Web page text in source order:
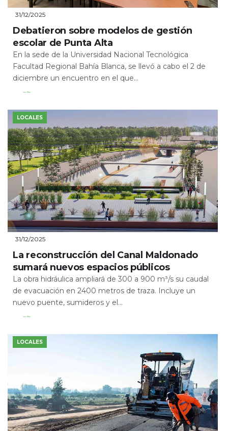
31/12/2025
Debatieron sobre modelos de gestión
escolar de Punta Alta
En la sede de la Universidad Nacional Tecnológica
Facultad Regional Bahía Blanca, se llevó a cabo el 2 de
diciembre un encuentro en el que...
Leer Más
LOCALES
31/12/2025
La reconstrucción del Canal Maldonado
sumará nuevos espacios públicos
La obra hidráulica ampliará de 300 a 900 m³/s su caudal
de evacuación en 2400 metros de traza. Incluye un
nuevo puente, sumideros y el...
Leer Más
LOCALES